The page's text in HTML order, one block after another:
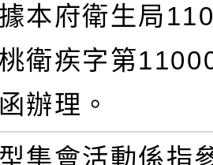
本府衛生局
衛疾字第
辦理。
集會活動係指